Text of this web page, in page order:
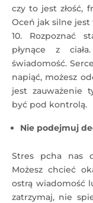
czy to jest złość,
Oceń jak silne jest
10. Rozpoznać
płynące z
świadomość.
napiąć, możesz
jest zauważenie
być pod kontrolą.
Nie podejmuj
Stres pcha nas
Możesz chcieć
ostrą wiadomość
zatrzymaj, nie